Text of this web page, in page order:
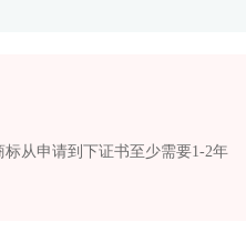
标从申请到下证书至少需要1-2年